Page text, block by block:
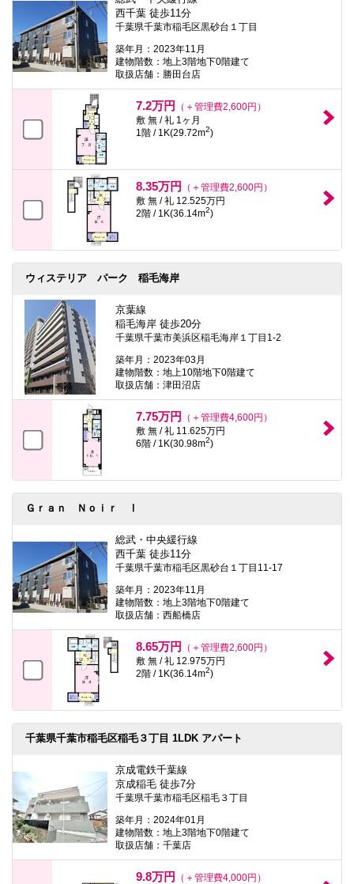
西千葉 徒歩11分
千葉県千葉市稲毛区黒砂台１丁目
築年月：2023年11月
建物階数：地上3階地下0階建て
取扱店舗：勝田台店
7.2万円
（＋管理費2,600円）
敷 無 / 礼 1ヶ月
1階 / 1K(29.72m2)
8.35万円
（＋管理費2,600円）
敷 無 / 礼 12.525万円
2階 / 1K(36.14m2)
ウィステリア パーク 稲毛海岸
京葉線
稲毛海岸 徒歩20分
千葉県千葉市美浜区稲毛海岸１丁目1-2
築年月：2023年03月
建物階数：地上10階地下0階建て
取扱店舗：津田沼店
7.75万円
（＋管理費4,600円）
敷 無 / 礼 11.625万円
6階 / 1K(30.98m2)
Ｇｒａｎ Ｎｏｉｒ Ⅰ
総武・中央緩行線
西千葉 徒歩11分
千葉県千葉市稲毛区黒砂台１丁目11-17
築年月：2023年11月
建物階数：地上3階地下0階建て
取扱店舗：西船橋店
8.65万円
（＋管理費2,600円）
敷 無 / 礼 12.975万円
2階 / 1K(36.14m2)
千葉県千葉市稲毛区稲毛３丁目 1LDK アパート
京成電鉄千葉線
京成稲毛 徒歩7分
千葉県千葉市稲毛区稲毛３丁目
築年月：2024年01月
建物階数：地上3階地下0階建て
取扱店舗：千葉店
9.8万円
（＋管理費4,000円）